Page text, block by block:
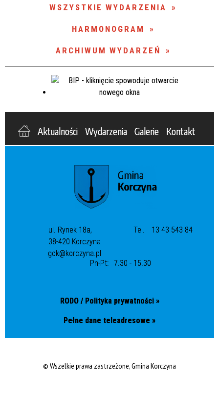
WSZYSTKIE WYDARZENIA
HARMONOGRAM
ARCHIWUM WYDARZEŃ
Aktualności Wydarzenia Galerie Kontakt
ul. Rynek 18a,
38-420 Korczyna
gok@korczyna.pl
Tel. 13 43 543 84
Pn-Pt: 7.30 - 15.30
RODO / Polityka prywatności »
Pełne dane teleadresowe »
© Wszelkie prawa zastrzeżone, Gmina Korczyna